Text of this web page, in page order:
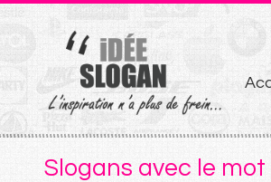
Aller
au
Slogans avec le mot